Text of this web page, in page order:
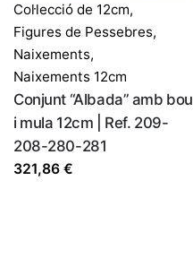
Col·lecció de 12cm,
Figures de Pessebres,
Naixements,
Naixements 12cm
Conjunt “Albada” amb bou
i mula 12cm | Ref. 209-
208-280-281
321,86 €